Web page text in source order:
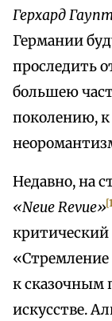
Герхард
Германии
проследить
большею
поколению, к
Недавно, на
«Neue Revue»
критический
«Стремление
к сказочным
искусстве.